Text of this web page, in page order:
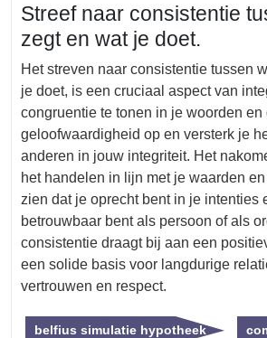
Streef naar consistentie
zegt en wat je doet.
Het streven naar consistentie tussen
je doet, is een cruciaal aspect van
congruentie te tonen in je woorden
geloofwaardigheid op en versterk je
anderen in jouw integriteit. Het
het handelen in lijn met je waarden
zien dat je oprecht bent in je intenties
betrouwbaar bent als persoon of als
consistentie draagt bij aan een
een solide basis voor langdurige
vertrouwen en respect.
belfius simulatie hypotheek